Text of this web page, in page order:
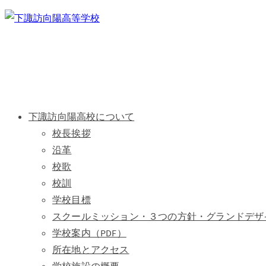
下諏訪向陽高校について
校長挨拶
沿革
校歌
校訓
学校目標
スクールミッション・３つの方針・グランドデ
学校案内（PDF）
所在地とアクセス